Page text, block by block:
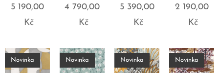
5 190,00
Kč
4 790,00
Kč
5 390,00
Kč
2 190,00
Kč
Novinka Novinka Novinka Novinka